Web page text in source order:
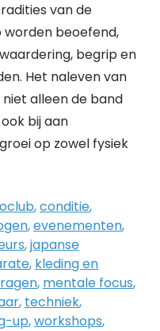
van de
worden beoefend,
begrip en
Het naleven van
alleen de band
bij aan
op zowel fysiek
,conditie,
,evenementen,
,japanse
, kleding en
, mentale focus,
, techniek,
up,workshops,